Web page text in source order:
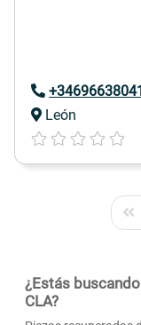
León
¿Estás
CLA?